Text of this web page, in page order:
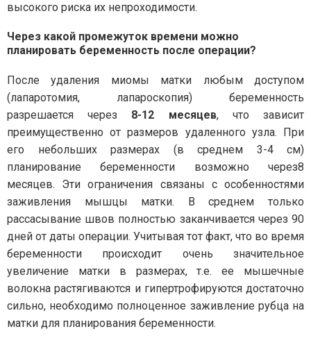
высокого риска их непроходимости.
Через какой промежуток времени можно
планировать беременность после операции?
После удаления миомы матки любым доступом
(лапаротомия, лапароскопия) беременность
разрешается через 8-12 месяцев, что зависит
преимущественно от размеров удаленного узла. При
его небольших размерах (в среднем 3-4 см)
планирование беременности возможно через8
месяцев. Эти ограничения связаны с особенностями
заживления мышцы матки. В среднем только
рассасывание швов полностью заканчивается через 90
дней от даты операции. Учитывая тот факт, что во время
беременности происходит очень значительное
увеличение матки в размерах, т.е. ее мышечные
волокна растягиваются и гипертрофируются достаточно
сильно, необходимо полноценное заживление рубца на
матки для планирования беременности.